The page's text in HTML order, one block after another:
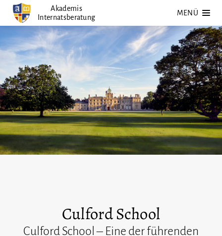
Zum
Inhalt
springen
Akademis
Internatsberatung
MENÜ
Culford School
Culford School – Eine der führenden